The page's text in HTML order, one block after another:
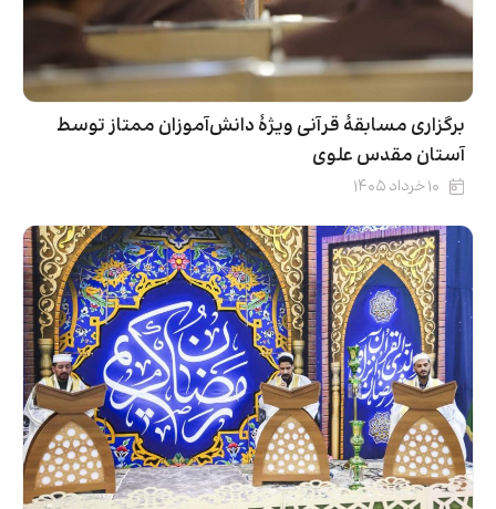
برگزاری مسابقۀ قرآنی ویژۀ دانش‌آموزان ممتاز توسط
آستان مقدس علوی
۱۰ خرداد ۱۴۰۵